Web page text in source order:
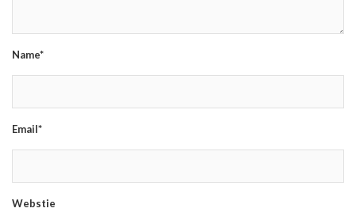
Name*
Email*
Webstie